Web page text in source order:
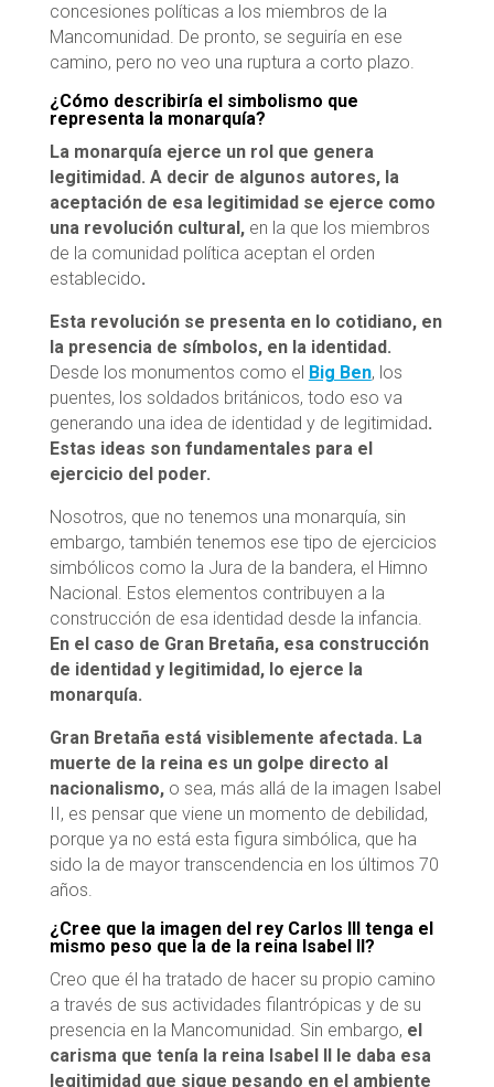
concesiones políticas a los miembros de la
Mancomunidad. De pronto, se seguiría en ese
camino, pero no veo una ruptura a corto plazo.
¿Cómo describiría el simbolismo que
representa la monarquía?
La monarquía ejerce un rol que genera
legitimidad. A decir de algunos autores, la
aceptación de esa legitimidad se ejerce como
unarevolución cultural,en la que los miembros
de la comunidad política aceptan el orden
establecido.
Esta revolución se presenta en lo cotidiano, en
la presencia de símbolos, en la identidad.
Desde los monumentos como el Big Ben, los
puentes, los soldados británicos, todo eso va
generando una idea de identidad y de legitimidad.
Estas ideas son fundamentales para el
ejercicio del poder.
Nosotros, que no tenemos una monarquía, sin
embargo, también tenemos ese tipo de ejercicios
simbólicos como la Jura de la bandera, el Himno
Nacional. Estos elementos contribuyen a la
construcción de esa identidad desde la infancia.
En el caso de Gran Bretaña, esa construcción
de identidad y legitimidad, lo ejerce la
monarquía.
Gran Bretaña está visiblemente afectada. La
muerte de la reina es un golpe directo al
nacionalismo,o sea, más allá de la imagen Isabel
II, es pensar que viene un momento de debilidad,
porque ya no está esta figura simbólica, que ha
sido la de mayor transcendencia en los últimos 70
años.
¿Cree que la imagen del rey Carlos III tenga el
mismo peso que la de la reina Isabel ll?
Creo que él ha tratado de hacer su propio camino
a través de sus actividades filantrópicas y de su
presencia en la Mancomunidad. Sin embargo, el
carisma que tenía la reina Isabel II le daba esa
legitimidad que sigue pesando en el ambiente